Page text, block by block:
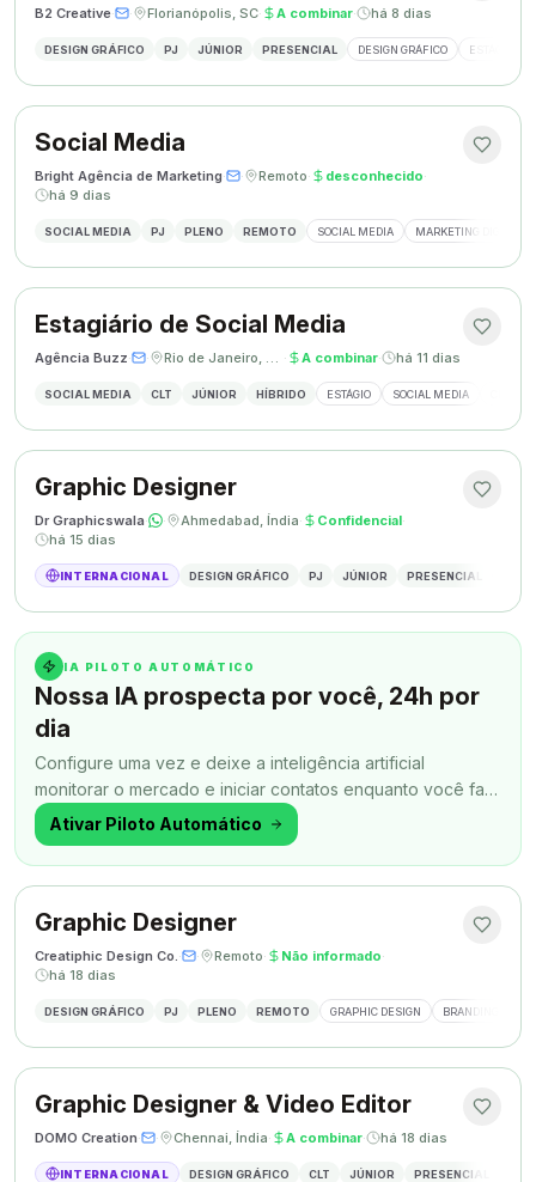
B2 Creative· · Florianópolis, SC· A combinar· há 8 dias
DESIGN GRÁFICO PJ JÚNIOR PRESENCIAL DESIGN GRÁFICO ESTÁGIO
Social Media
Bright Agência de Marketing· · Remoto· desconhecido·
há 9 dias
SOCIAL MEDIA PJ PLENO REMOTO SOCIAL MEDIA MARKETING DIGITAL
Estagiário de Social Media
Agência Buzz· · Rio de Janeiro, Brasil · A combinar· há 11 dias
SOCIAL MEDIA CLT JÚNIOR HÍBRIDO ESTÁGIO SOCIAL MEDIA
Graphic Designer
Dr Graphicswala· · Ahmedabad, Índia· Confidencial·
há 15 dias
INTERNACIONAL DESIGN GRÁFICO PJ JÚNIOR PRESENCIAL
IA PILOTO AUTOMÁTICO
Nossa IA prospecta por você, 24h por
dia
Configure uma vez e deixe a inteligência artificial
monitorar o mercado e iniciar contatos enquanto você faz
outra coisa.
Ativar Piloto Automático
Graphic Designer
Creatiphic Design Co.· · Remoto· Não informado·
há 18 dias
DESIGN GRÁFICO PJ PLENO REMOTO GRAPHIC DESIGN BRANDING
Graphic Designer & Video Editor
DOMO Creation· · Chennai, Índia· A combinar· há 18 dias
INTERNACIONAL DESIGN GRÁFICO CLT JÚNIOR PRESENCIAL